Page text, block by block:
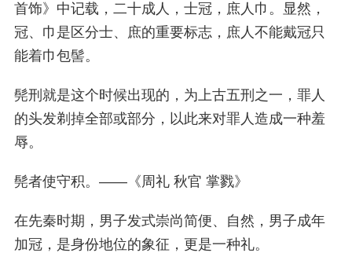
首饰》中记载， 二十成人，士冠，庶人巾。 显然，
冠、巾是区分士、庶的重要标志，庶人不能戴冠只
能着巾包髻。
髡刑就是这个时候出现的，为上古五刑之一，罪人
的头发剃掉全部或部分，以此来对罪人造成一种羞
辱。
髡者使守积。——《周礼 秋官 掌戮》
在先秦时期，男子发式崇尚简便、自然，男子成年
加冠，是身份地位的象征，更是一种礼。